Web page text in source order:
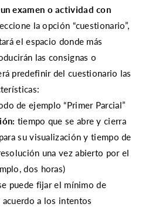
examen o actividad con
la opción “cuestionario”,
el espacio donde más
las consignas o
predefinir del cuestionario las
de ejemplo “Primer Parcial”
tiempo que se abre y cierra
su visualización y tiempo de
una vez abierto por el
dos horas)
puede fijar el mínimo de
a los intentos